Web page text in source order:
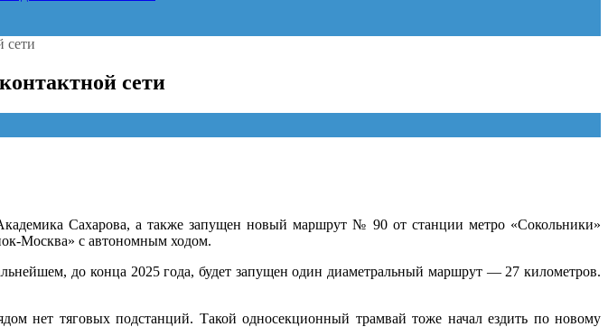
сети
сети
Сахарова, а также запущен новый маршрут № 90 от станции метро «Сокольники»
Москва» с автономным ходом.
до конца 2025 года, будет запущен один диаметральный маршрут — 27 километров.
нет тяговых подстанций. Такой односекционный трамвай тоже начал ездить по новому